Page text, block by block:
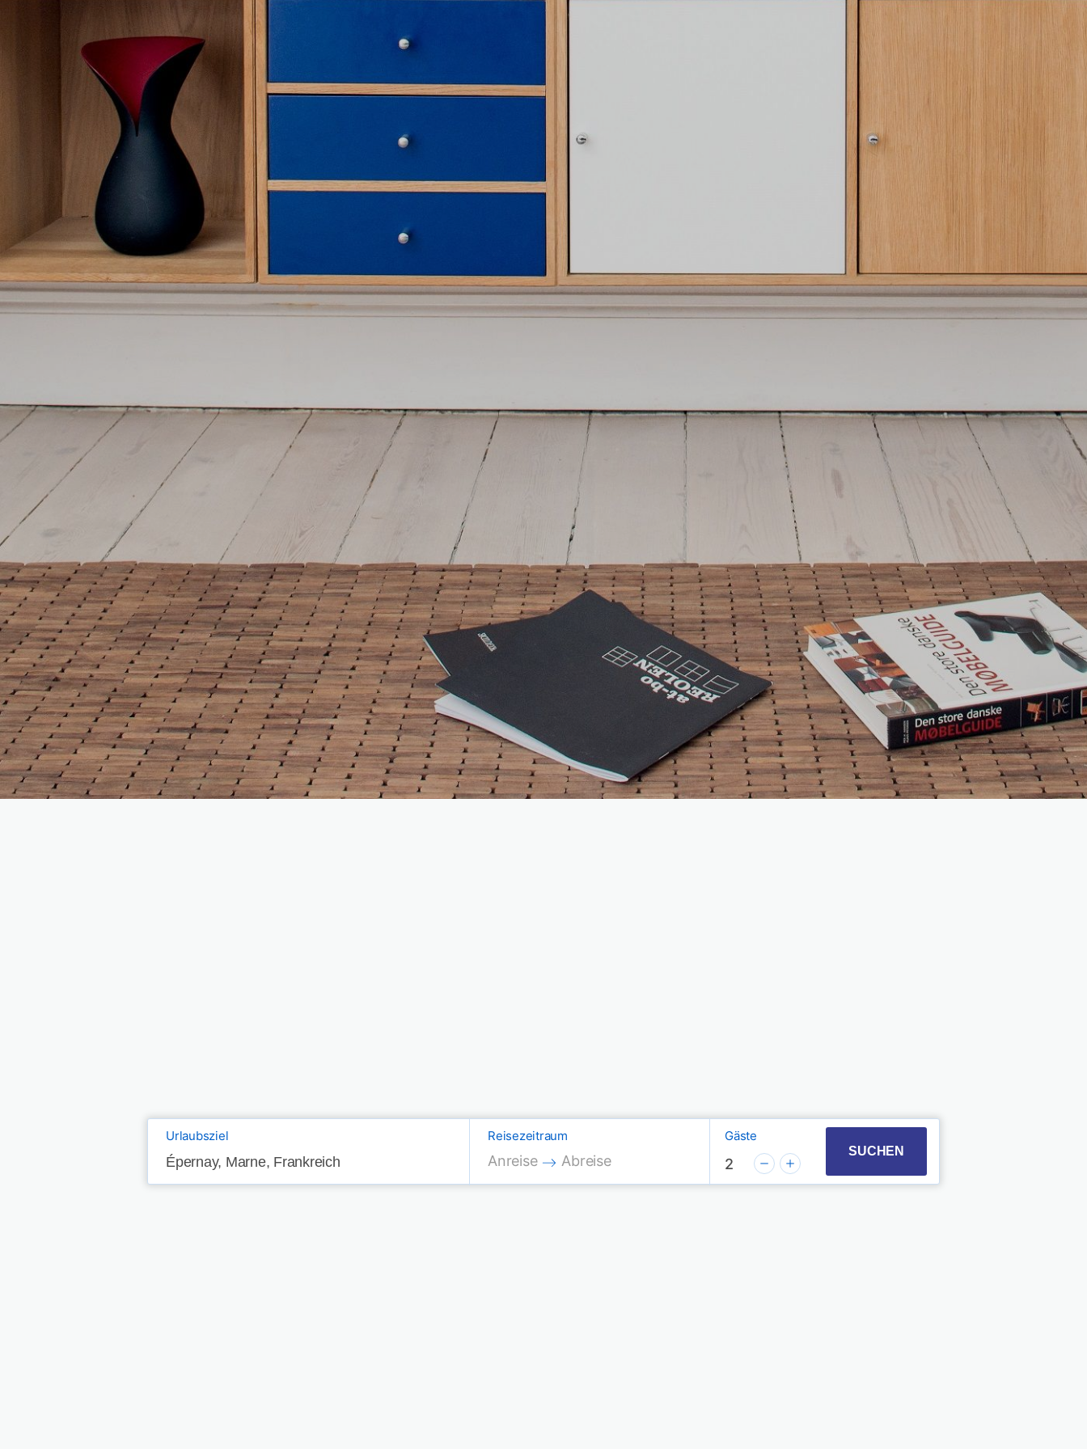
Urlaubsziel Reisezeitraum
Press the down arrow key to interact with the calendar and select a date. Press the
Anreise
Press the down arrow key to interact with the calendar and select a date.
Abreise
Gäste
2
SUCHEN